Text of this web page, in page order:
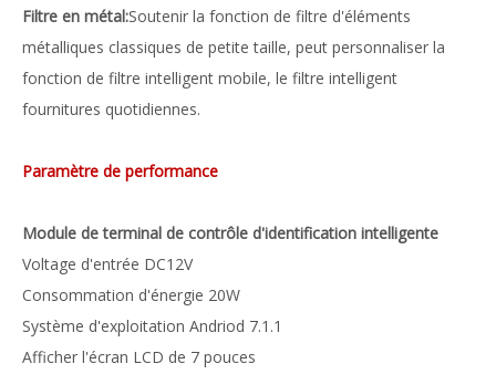
Filtre en métal:Soutenir la fonction de filtre d'éléments
métalliques classiques de petite taille, peut personnaliser la
fonction de filtre intelligent mobile, le filtre intelligent
fournitures quotidiennes.
Paramètre de performance
Module de terminal de contrôle d'identification intelligente
Voltage d'entrée DC12V
Consommation d'énergie 20W
Système d'exploitation Andriod 7.1.1
Afficher l'écran LCD de 7 pouces